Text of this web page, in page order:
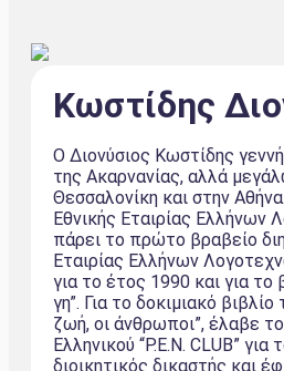
Κωστίδης
Ο Διονύσιος Κωστίδης
της Ακαρνανίας, αλλά
Θεσσαλονίκη και στην
Εθνικής Εταιρίας Ελλήνων
πάρει το πρώτο βραβείο
Εταιρίας Ελλήνων
για το έτος 1990 και για το
γη”. Για το δοκιμιακό
ζωή, οι άνθρωποι”, έλαβε
Ελληνικού “Ρ.Ε.Ν. CLUB”
διοικητικός δικαστής και